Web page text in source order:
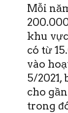
Mỗi
khu
có từ
vào
5/2021,
cho
trong